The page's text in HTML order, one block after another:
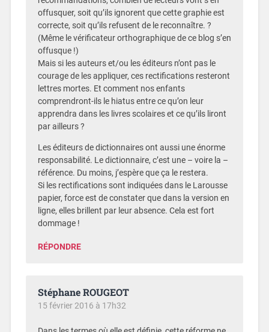
offusquer, soit qu’ils ignorent que cette graphie est
correcte, soit qu’ils refusent de le reconnaître. ?
(Même le vérificateur orthographique de ce blog s’en
offusque !)
Mais si les auteurs et/ou les éditeurs n’ont pas le
courage de les appliquer, ces rectifications resteront
lettres mortes. Et comment nos enfants
comprendront-ils le hiatus entre ce qu’on leur
apprendra dans les livres scolaires et ce qu’ils liront
par ailleurs ?
Les éditeurs de dictionnaires ont aussi une énorme
responsabilité. Le dictionnaire, c’est une – voire la –
référence. Du moins, j’espère que ça le restera.
Si les rectifications sont indiquées dans le Larousse
papier, force est de constater que dans la version en
ligne, elles brillent par leur absence. Cela est fort
dommage !
RÉPONDRE
Stéphane ROUGEOT
15 février 2016 à 17h32